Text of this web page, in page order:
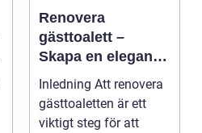
Renovera
gästtoalett –
Skapa en elegant
och funktionell
utrymme för dina
gäster
Inledning Att renovera
gästtoaletten är ett
viktigt steg för att